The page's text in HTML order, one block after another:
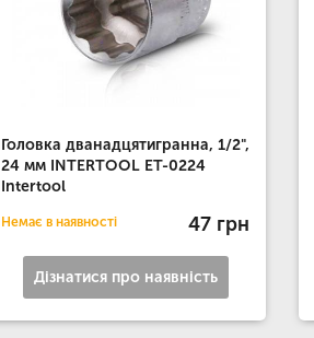
Головка дванадцятигранна, 1/2",
24 мм INTERTOOL ET-0224
Intertool
Немає в наявності 47 грн
Дізнатися про наявність